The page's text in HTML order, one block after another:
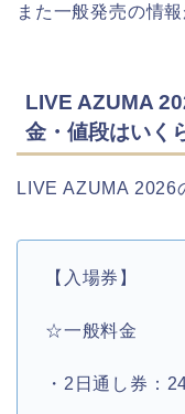
また一般発売の情
LIVE AZUMA
金・値段はいく
LIVE AZUMA 2026
【入場券】
☆一般料金
・2日通し券：